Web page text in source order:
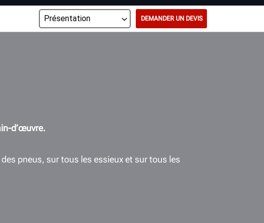
DEMANDER UN DEVIS
d’œuvre.
pneus, sur tous les essieux et sur tous les